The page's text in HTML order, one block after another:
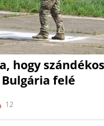
hogy
felé
12